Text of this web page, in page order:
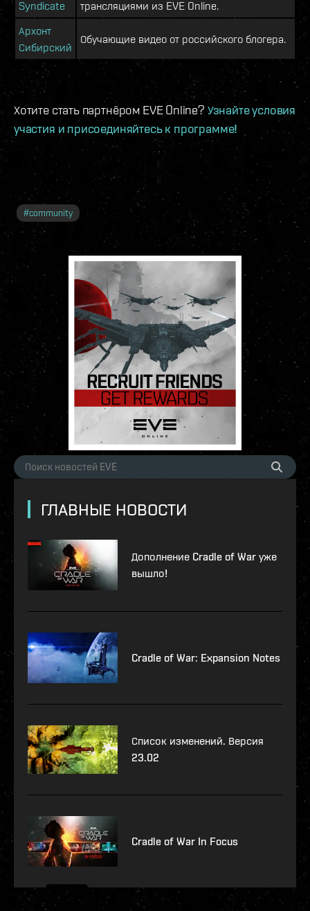
Syndicate
трансляциями из EVE Online.
Архонт
Сибирский
Обучающие видео от российского блогера.
Хотите стать партнёром EVE Online? Узнайте условия
участия и присоединяйтесь к программе!
#community
ГЛАВНЫЕ НОВОСТИ
Дополнение Cradle of War уже
вышло!
Cradle of War: Expansion Notes
Список изменений. Версия
23.02
Cradle of War In Focus